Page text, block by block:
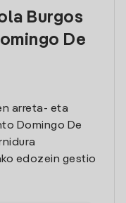
Burgos
De
arreta- eta
Domingo De
edozein gestio